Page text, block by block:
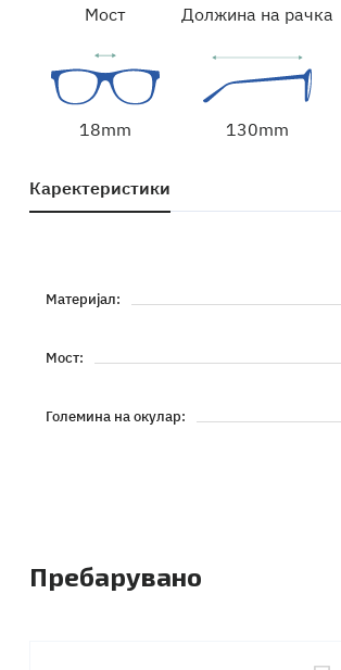
Мост
18mm
Должина на рачка
130mm
Каректеристики
Материјал:
Мост:
Големина на окулар:
Пребарувано